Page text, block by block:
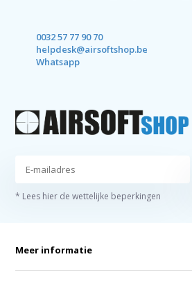
0032 57 77 90 70
helpdesk@airsoftshop.be
Whatsapp
* Lees hier de wettelijke beperkingen
Meer informatie